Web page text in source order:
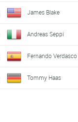
James Blake
Andreas Seppi
Fernando Verdasco
Tommy Haas